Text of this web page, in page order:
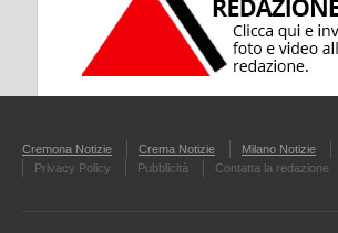
Cremona Notizie Crema Notizie Milano Notizie
Privacy Policy
Pubblicità Contatta la redazione